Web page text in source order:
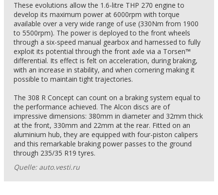
These evolutions allow the 1.6-litre THP 270 engine to
develop its maximum power at 6000rpm with torque
available over a very wide range of use (330Nm from 1900
to 5500rpm). The power is deployed to the front wheels
through a six-speed manual gearbox and harnessed to fully
exploit its potential through the front axle via a Torsen™
differential. Its effect is felt on acceleration, during braking,
with an increase in stability, and when cornering making it
possible to maintain tight trajectories.
The 308 R Concept can count on a braking system equal to
the performance achieved. The Alcon discs are of
impressive dimensions: 380mm in diameter and 32mm thick
at the front, 330mm and 22mm at the rear. Fitted on an
aluminium hub, they are equipped with four-piston calipers
and this remarkable braking power passes to the ground
through 235/35 R19 tyres.
Quelle: auto.vesti.ru